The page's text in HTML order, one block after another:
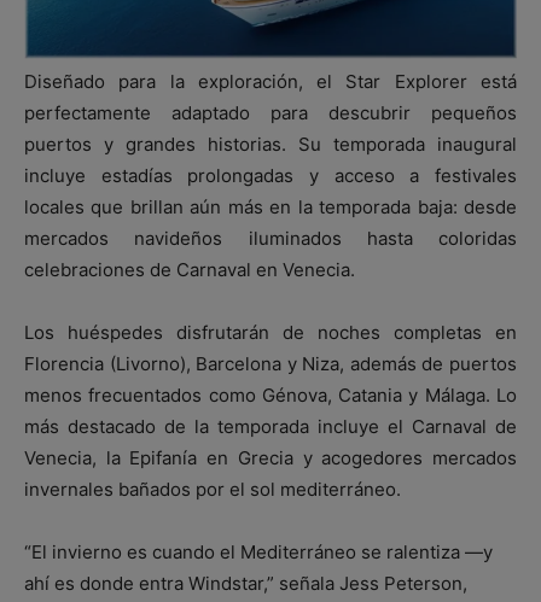
Diseñado para la exploración, el Star Explorer está
perfectamente adaptado para descubrir pequeños
puertos y grandes historias. Su temporada inaugural
incluye estadías prolongadas y acceso a festivales
locales que brillan aún más en la temporada baja: desde
mercados navideños iluminados hasta coloridas
celebraciones de Carnaval en Venecia.
Los huéspedes disfrutarán de noches completas en
Florencia (Livorno), Barcelona y Niza, además de puertos
menos frecuentados como Génova, Catania y Málaga. Lo
más destacado de la temporada incluye el Carnaval de
Venecia, la Epifanía en Grecia y acogedores mercados
invernales bañados por el sol mediterráneo.
“El invierno es cuando el Mediterráneo se ralentiza —y
ahí es donde entra Windstar,” señala Jess Peterson,